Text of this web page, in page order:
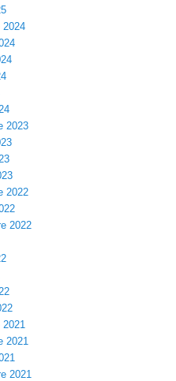
2024
2023
2022
2022
2021
2021